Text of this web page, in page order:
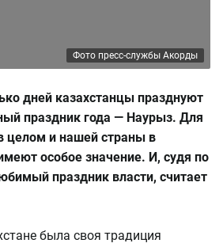
Фото пресс-службы Акорды
дней казахстанцы празднуют
праздник года — Наурыз. Для
целом и нашей страны в
особое значение. И, судя по
праздник власти, считает
была своя традиция